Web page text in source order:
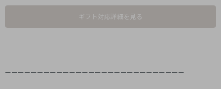
ギフト対応詳細を見る
ーーーーーーーーーーーーーーーーーーーーーーーーーーーー